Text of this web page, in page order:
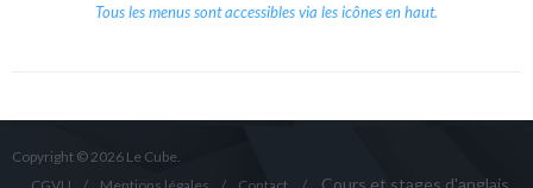
Tous les menus sont accessibles via les icônes en haut.
Copyright © 2026 Le Cube.
Cours et stages d'anglais